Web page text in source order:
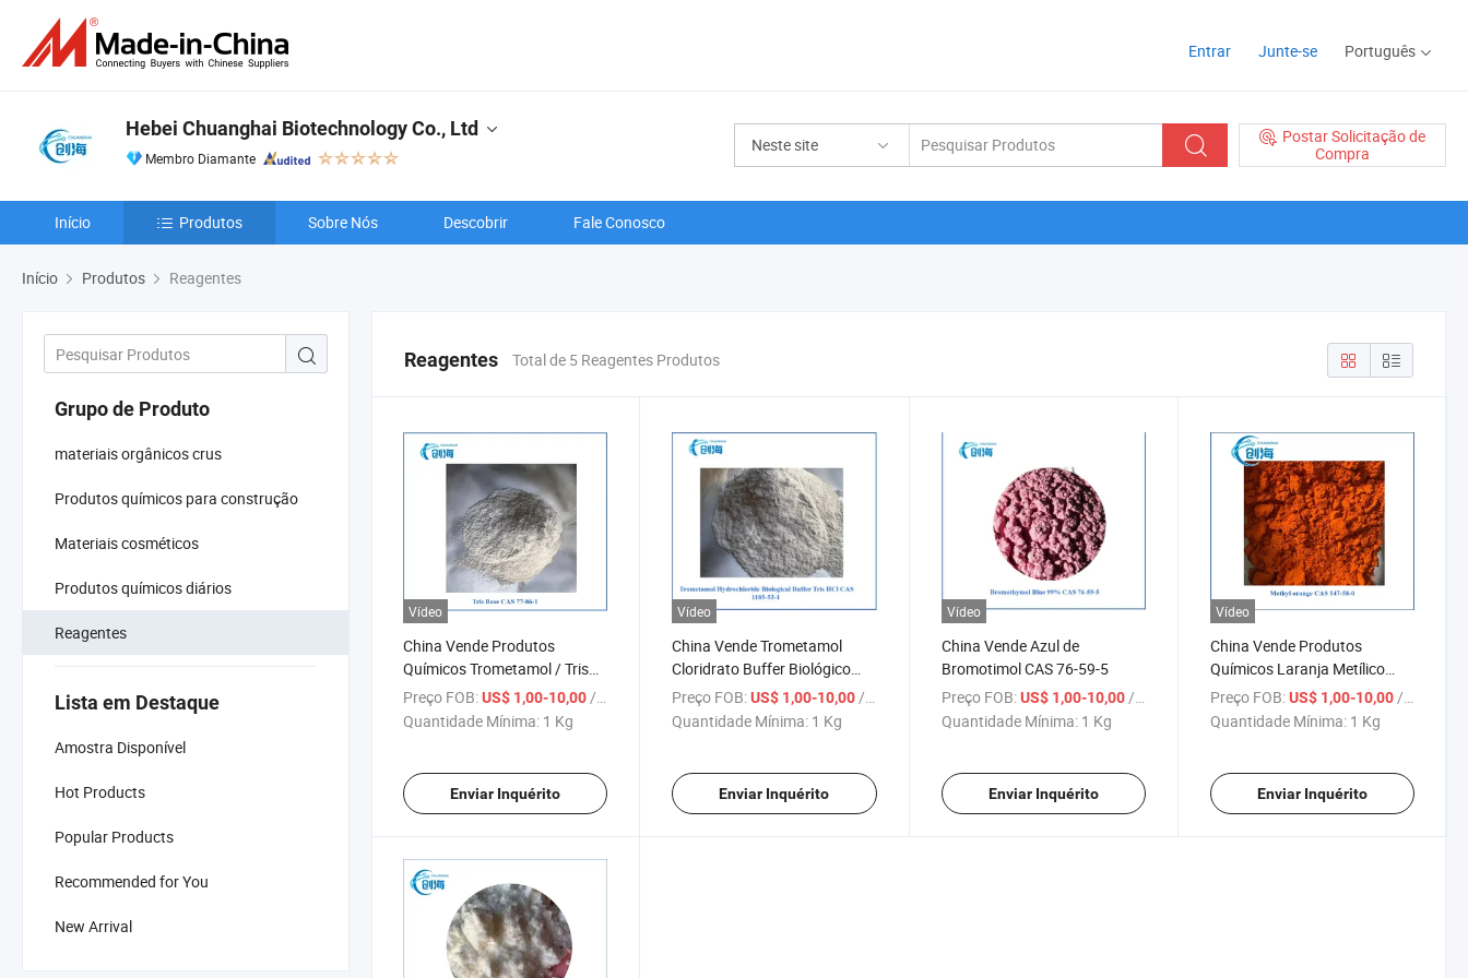
Entrar Junte-se Português
Neste site
Postar Solicitação de
Compra
Hebei Chuanghai Biotechnology Co., Ltd
Membro Diamante
Início Produtos Sobre Nós Descobrir Fale Conosco
Início Produtos Reagentes
Grupo de Produto
materiais orgânicos crus
Produtos químicos para construção
Materiais cosméticos
Produtos químicos diários
Reagentes
Lista em Destaque
Amostra Disponível
Hot Products
Popular Products
Recommended for You
New Arrival
Reagentes Total de 5 Reagentes Produtos
Vídeo
China Vende Produtos
Químicos Trometamol / Tris
(hidroximetil) Aminometano
Base Tris CAS 77-86-1
Preço FOB:US$ 1,00-10,00/ Kg
Quantidade Mínima: 1 Kg
Enviar Inquérito
Vídeo
China Vende Trometamol
Cloridrato Buffer Biológico
Tris HCl CAS 1185-53-1
Preço FOB: US$ 1,00-10,00/ Kg
Quantidade Mínima: 1 Kg
Enviar Inquérito
Vídeo
China Vende Azul de
Bromotimol CAS 76-59-5
Preço FOB: US$ 1,00-10,00/ Kg
Quantidade Mínima: 1 Kg
Enviar Inquérito
Vídeo
China Vende Produtos
Químicos Laranja Metílico
CAS 547-58-0
Preço FOB: US$ 1,00-10,00/ Kg
Quantidade Mínima: 1 Kg
Enviar Inquérito